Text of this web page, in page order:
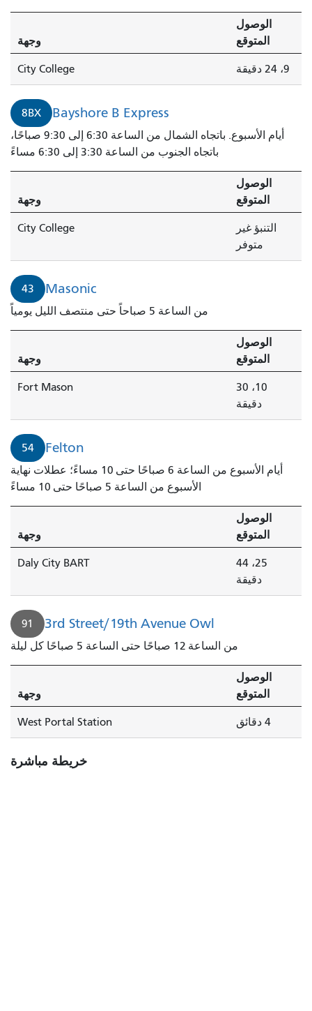
وجهة
الوصول
المتوقع
City College 9، 24 دقيقة
8BX Bayshore B Express
أيام الأسبوع. باتجاه الشمال من الساعة 6:30 إلى 9:30 صباحًا،
باتجاه الجنوب من الساعة 3:30 إلى 6:30 مساءً
وجهة
الوصول
المتوقع
City College
التنبؤ غير
متوفر
43 Masonic
من الساعة 5 صباحاً حتى منتصف الليل يومياً
وجهة
الوصول
المتوقع
Fort Mason
10، 30
دقيقة
54 Felton
أيام الأسبوع من الساعة 6 صباحًا حتى 10 مساءً؛ عطلات نهاية
الأسبوع من الساعة 5 صباحًا حتى 10 مساءً
وجهة
الوصول
المتوقع
Daly City BART
25، 44
دقيقة
91 3rd Street/19th Avenue Owl
من الساعة 12 صباحًا حتى الساعة 5 صباحًا كل ليلة
وجهة
الوصول
المتوقع
West Portal Station 4 دقائق
خريطة مباشرة